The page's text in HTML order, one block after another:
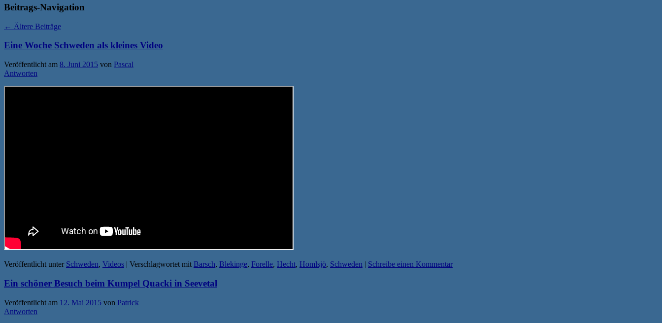
Beitrags-Navigation
← Ältere Beiträge
Eine Woche Schweden als kleines Video
Veröffentlicht am 8. Juni 2015 von Pascal
Antworten
Veröffentlicht unter Schweden, Videos | Verschlagwortet mit Barsch, Blekinge, Forelle, Hecht, Homlsjö, Schweden | Schreibe einen Kommentar
Ein schöner Besuch beim Kumpel Quacki in Seevetal
Veröffentlicht am 12. Mai 2015 von Patrick
Antworten